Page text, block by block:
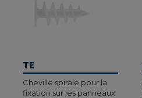
TE
Cheville spirale pour la
fixation sur les panneaux